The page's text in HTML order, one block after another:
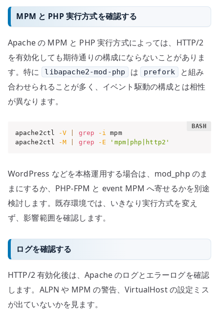
MPM と PHP 実行方式を確認する
Apache の MPM と PHP 実行方式によっては、HTTP/2
を有効化しても期待通りの構成にならないことがありま
す。特に
libapache2-mod-php は prefork
と組み
合わせられることが多く、イベント駆動の構成とは相性
が異なります。
apache2ctl -V grep -i
mpm
apache2ctl
-M grep -E 'mpm|php|http2'
WordPress などを本格運用する場合は、mod_php のま
まにするか、PHP-FPM と event MPM へ寄せるかを別途
検討します。既存環境では、いきなり実行方式を変え
ず、影響範囲を確認します。
ログを確認する
HTTP/2 有効化後は、Apache のログとエラーログを確認
します。ALPN や MPM の警告、VirtualHost の設定ミス
が出ていないかを見ます。